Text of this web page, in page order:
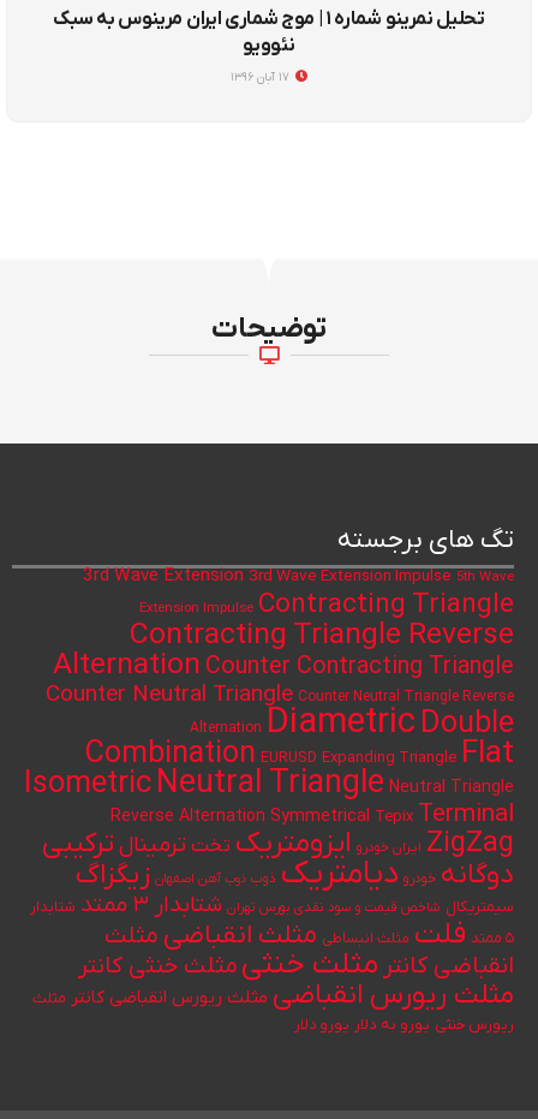
تحلیل نمرینو شماره ۱ | موج شماری ایران مرینوس به سبک
نئوویو
توضیحات
تگ های برجسته
3rd Wave Extension 3rd Wave Extension Impulse 5th Wave
Extension Impulse Contracting Triangle
Contracting Triangle Reverse
Alternation Counter Contracting Triangle
Counter Neutral Triangle Counter Neutral Triangle Reverse
Alternation Diametric Double
Combination EURUSD Expanding Triangle Flat
IsometricNeutral Triangle Neutral Triangle
Reverse Alternation Symmetrical Tepix Terminal
ZigZag ایران خودرو ایزومتریک تختترمینال ترکیبی
دوگانه خودرو دیامتریک ذوب ذوب آهن اصفهان زیگزاگ
سیمتریکال شاخص قیمت و سود نقدی بورس تهران شتابدار ۳ ممتد
شتابدار
۵ ممتد
فلت مثلث انبساطی مثلث انقباضی مثلث
انقباضی کانتر مثلث خنثی مثلث خنثی کانتر
مثلث ریورس انقباضی مثلث ریورس انقباضی کانتر مثلث
ریورس خنثی یورو به دلار یورو دلار